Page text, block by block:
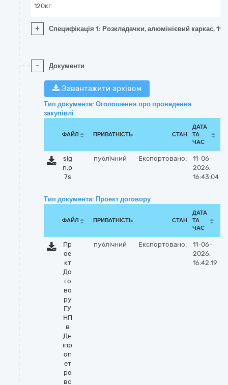
120кг
+ Специфікація 1: Розкладачки, алюмінієвий каркас,
- Документи
Завантажити архівом
Тип документа: Оголошення про проведення
закупівлі
ФАЙЛ ПРИВАТНІСТЬ СТАН
ДАТА
ТА
ЧАС
sig
n.p
7s
публічний Експортовано:
11-06-
2026,
16:43:04
Тип документа: Проект договору
ФАЙЛ ПРИВАТНІСТЬ СТАН
ДАТА
ТА
ЧАС
Пр
ое
кт
До
го
во
ру
ГУ
НП
в
Дн
іпр
оп
ет
ро
вс
публічний Експортовано:
11-06-
2026,
16:42:19